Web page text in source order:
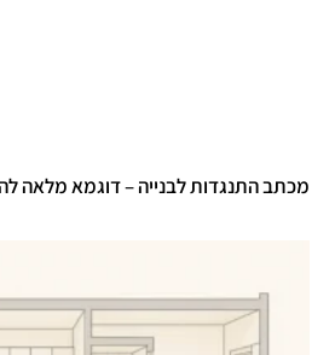
התנגדות לבנייה – דוגמא מלאה להגשה